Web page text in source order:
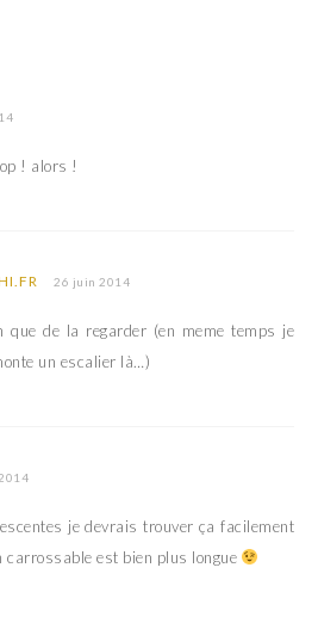
! alors !
26 juin 2014
que de la regarder (en meme temps je
un escalier là…)
je devrais trouver ça facilement
carrossable est bien plus longue